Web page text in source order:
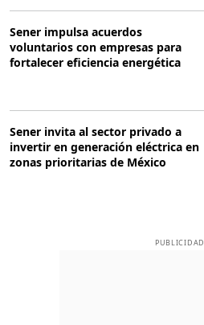
Sener impulsa acuerdos
voluntarios con empresas para
fortalecer eficiencia energética
Sener invita al sector privado a
invertir en generación eléctrica en
zonas prioritarias de México
PUBLICIDAD